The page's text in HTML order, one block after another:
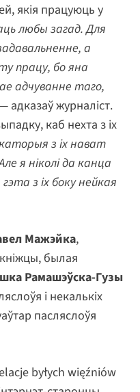
якія працуюць у
любы загад. Для
а
працу, бо яна
адчуванне таго,
адказаў журналіст.
каб нехта з іх
з іх нават
я ніколі да канца
з іх боку нейкая
Мажэйка,
кніжцы, былая
Рамашэўска-Гузы
і некалькіх
пасляслоўя
byłych więźniów